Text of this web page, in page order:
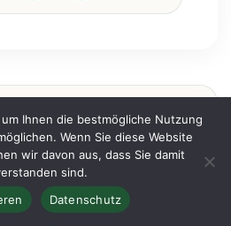
Ihnen die bestmögliche Nutzung
Wenn Sie diese Website
wir davon aus, dass Sie damit
sind.
Datenschutz